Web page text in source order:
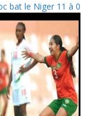
bat le Niger 11 à 0